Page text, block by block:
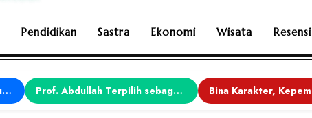
Pendidikan Sastra Ekonomi Wisata Resensi
Siswa MTs Darussalam Raih Juara 1 dalam Porseni Tingkat Kabupaten Ciamis Tahun 2026 Prof. Abdullah Terpilih sebagai Ketua APDII Periode 2026–2030